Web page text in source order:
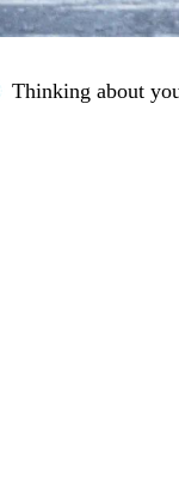
Understanding the